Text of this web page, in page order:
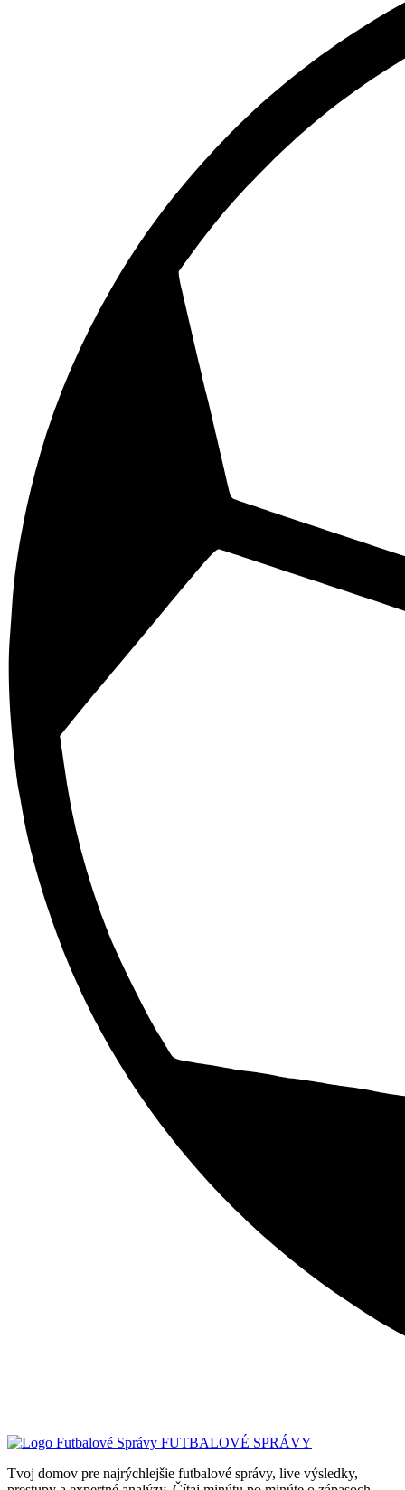
FUTBALOVÉ SPRÁVY
Tvoj domov pre najrýchlejšie futbalové správy, live výsledky,